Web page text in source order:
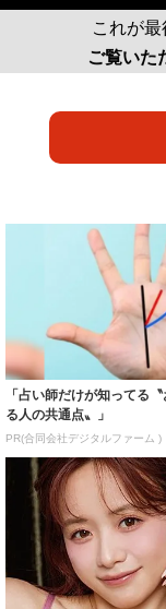
これが最
ご覧いた
「占い師だけが知ってる
る人の共通点〟」
PR(合同会社デジタルファーム )